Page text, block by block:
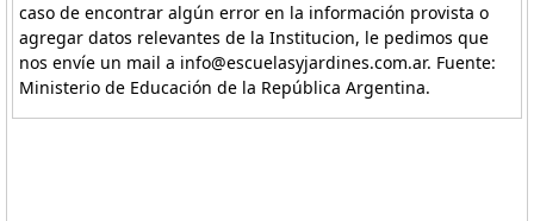
caso de encontrar algún error en la información provista o
agregar datos relevantes de la Institucion, le pedimos que
nos envíe un mail a info@escuelasyjardines.com.ar. Fuente:
Ministerio de Educación de la República Argentina.